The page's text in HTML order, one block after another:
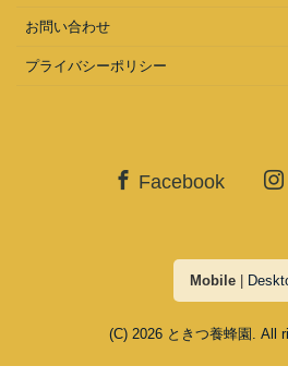
お問い合わせ
プライバシーポリシー
Facebook
Mobile|
(C) 2026 ときつ養蜂園 . All